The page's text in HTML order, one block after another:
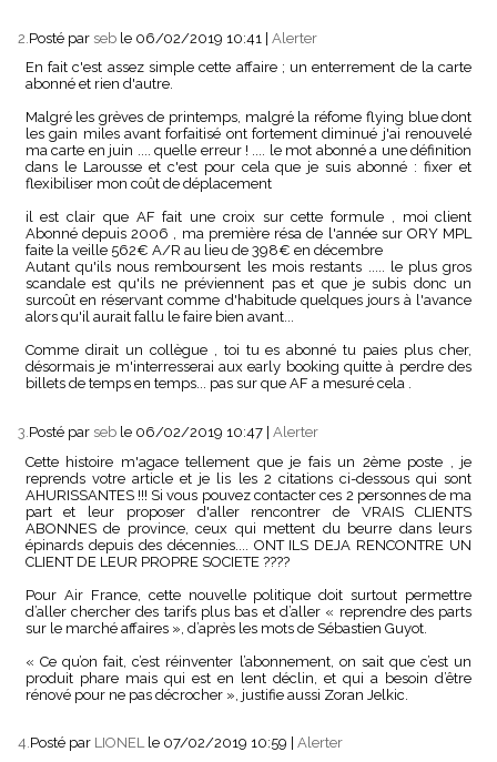
2. Posté par seb le 06/02/2019 10:41 | Alerter
En fait c'est assez simple cette affaire ; un enterrement de la carte
abonné et rien d'autre.
Malgré les grèves de printemps, malgré la réfome flying blue dont
les gain miles avant forfaitisé ont fortement diminué j'ai renouvelé
ma carte en juin .... quelle erreur ! .... le mot abonné a une définition
dans le Larousse et c'est pour cela que je suis abonné : fixer et
flexibiliser mon coût de déplacement
il est clair que AF fait une croix sur cette formule , moi client
Abonné depuis 2006 , ma première résa de l'année sur ORY MPL
faite la veille 562€ A/R au lieu de 398€ en décembre
Autant qu'ils nous remboursent les mois restants ..... le plus gros
scandale est qu'ils ne préviennent pas et que je subis donc un
surcoût en réservant comme d'habitude quelques jours à l'avance
alors qu'il aurait fallu le faire bien avant...
Comme dirait un collègue , toi tu es abonné tu paies plus cher,
désormais je m'interresserai aux early booking quitte à perdre des
billets de temps en temps... pas sur que AF a mesuré cela .
3. Posté par seb le 06/02/2019 10:47 Alerter
Cette histoire m'agace tellement que je fais un 2ème poste , je
reprends votre article et je lis les 2 citations ci-dessous qui sont
AHURISSANTES !!! Si vous pouvez contacter ces 2 personnes de ma
part et leur proposer d'aller rencontrer de VRAIS CLIENTS
ABONNES de province, ceux qui mettent du beurre dans leurs
épinards depuis des décennies.... ONT ILS DEJA RENCONTRE UN
CLIENT DE LEUR PROPRE SOCIETE ????
Pour Air France, cette nouvelle politique doit surtout permettre
d’aller chercher des tarifs plus bas et d’aller « reprendre des parts
sur le marché affaires », d’après les mots de Sébastien Guyot.
« Ce qu’on fait, c’est réinventer l’abonnement, on sait que c’est un
produit phare mais qui est en lent déclin, et qui a besoin d’être
rénové pour ne pas décrocher », justifie aussi Zoran Jelkic.
4.Posté par LIONEL le 07/02/2019 10:59
Alerter